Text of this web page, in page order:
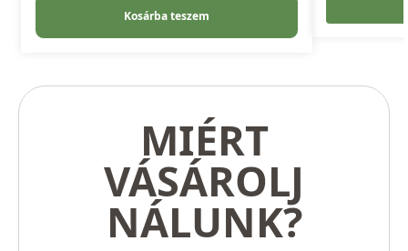
Kosárba teszem
MIÉRT
VÁSÁROLJ
NÁLUNK?